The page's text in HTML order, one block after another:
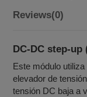
Reviews(0)
DC‑DC
Este módulo
elevador de
tensión DC baja a